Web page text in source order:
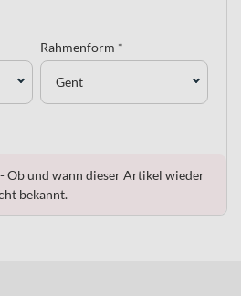
Rahmenform *
Gent
Ob und wann dieser Artikel wieder
bekannt.